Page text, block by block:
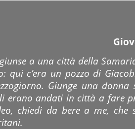
a una città della
qui c’era un pozzo di
Giunge una
erano andati in città a fare
chiedi da bere a me,